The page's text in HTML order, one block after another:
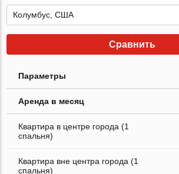
Сравнить
Параметры
Аренда в месяц
Квартира в центре города (1
спальня)
Квартира вне центра города (1
спальня)